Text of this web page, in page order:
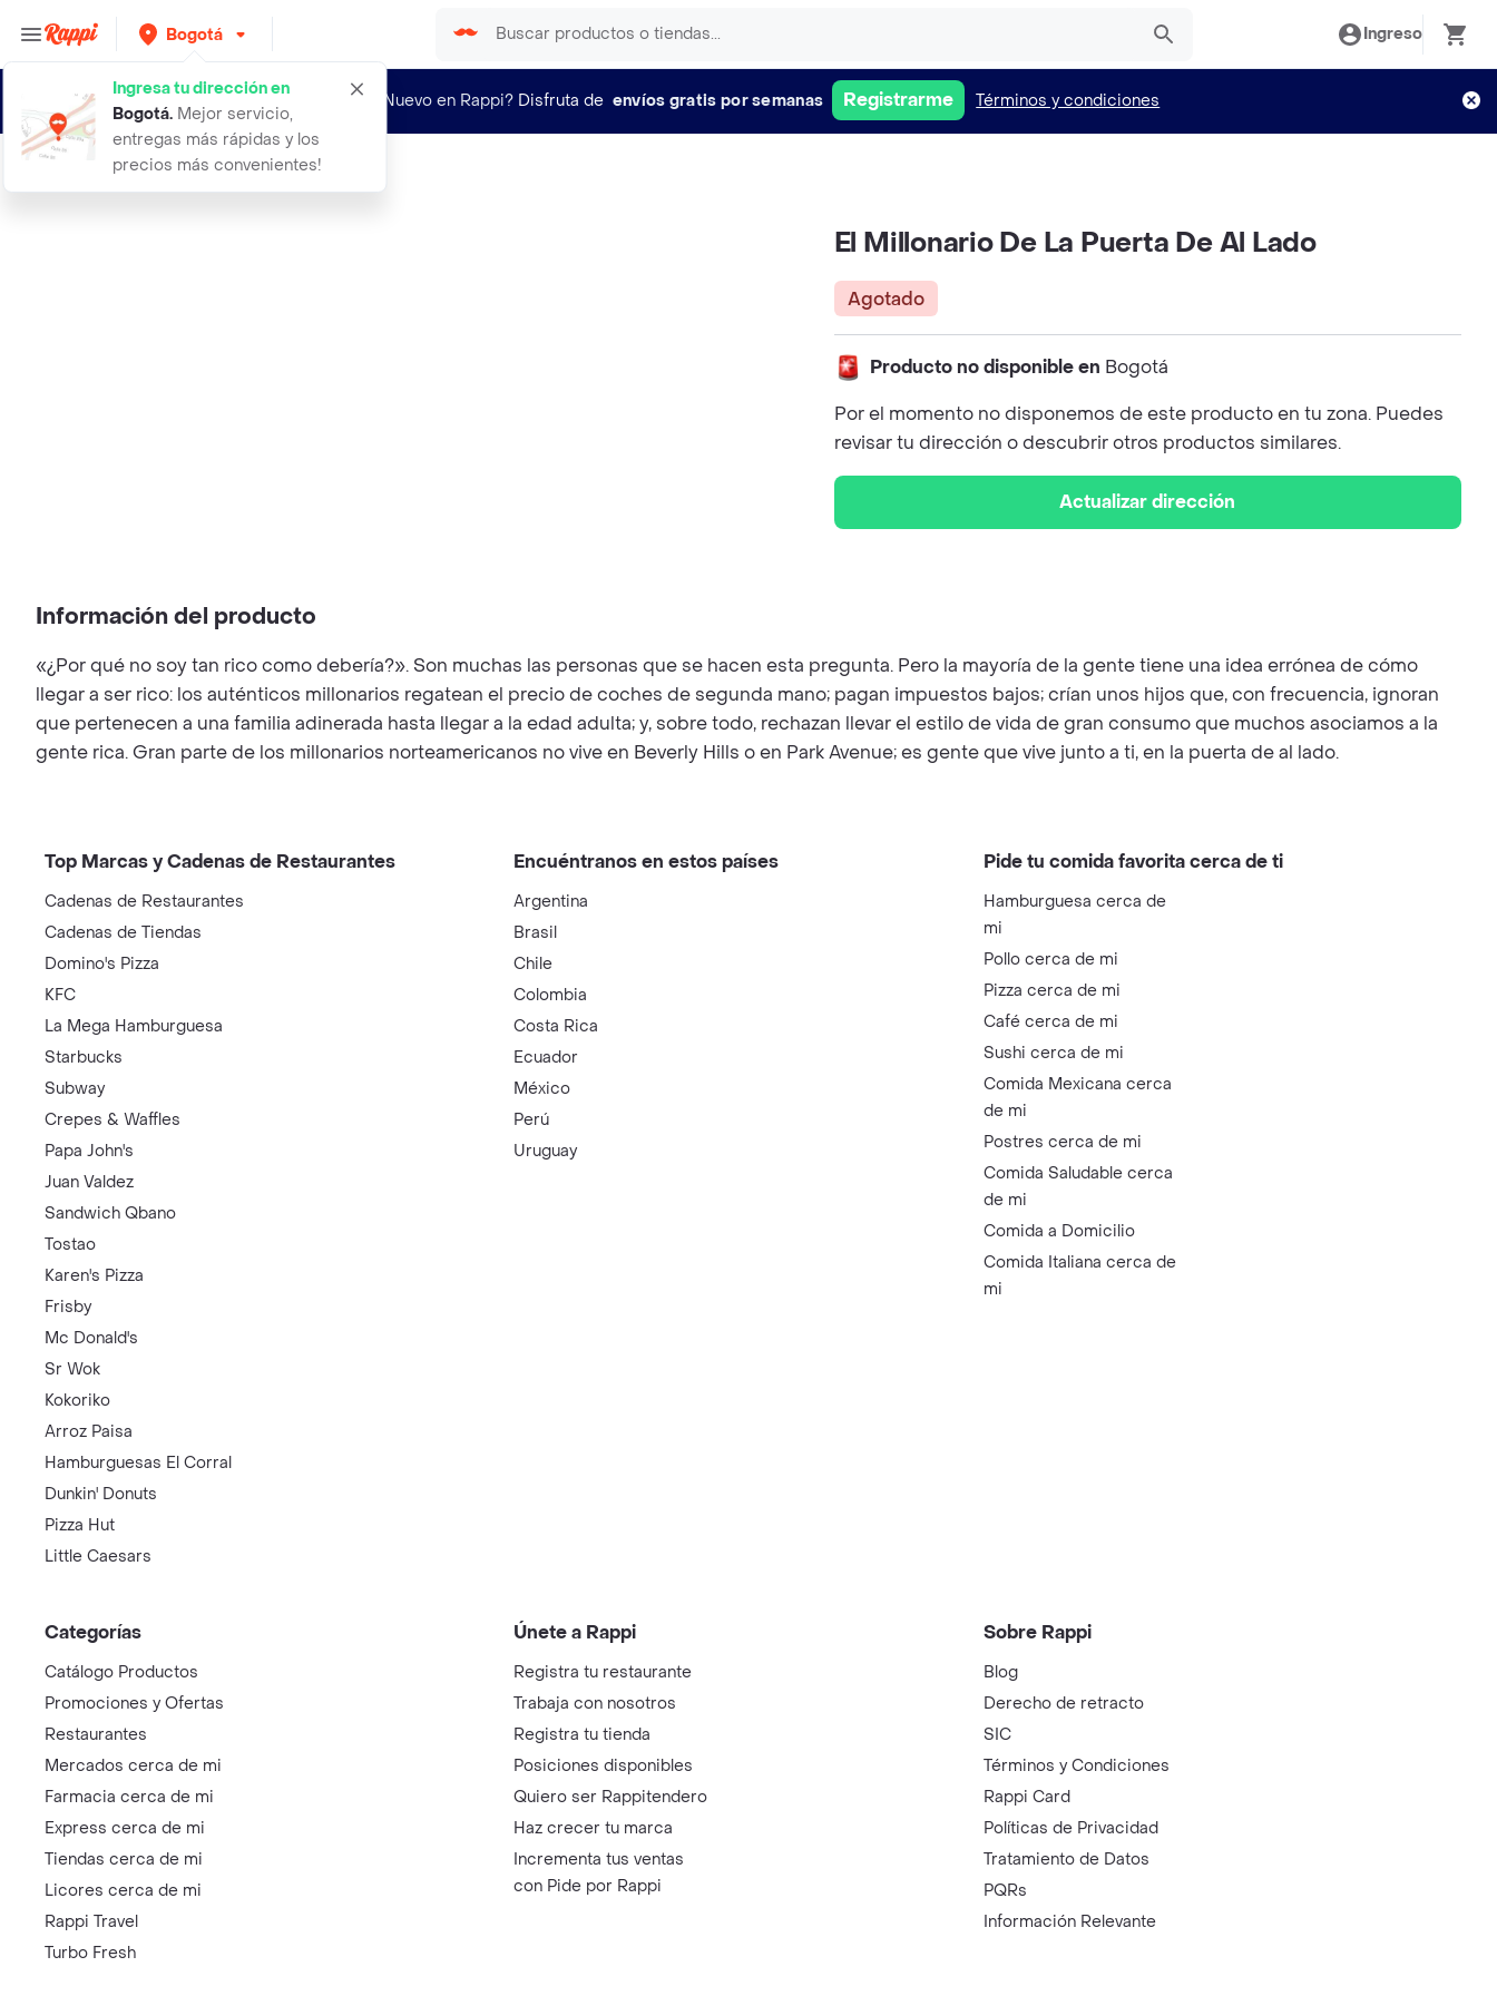
Bogotá
Ingresa tu dirección en
Bogotá. Mejor servicio,
entregas más rápidas y los
precios más convenientes!
Ingreso
¿Nuevo en Rappi? Disfruta de envíos gratis por semanas Registrarme Términos y condiciones
el millonario de la puerta de al la
El Millonario De La Puerta De Al Lado
Agotado
Producto no disponible en Bogotá
Por el momento no disponemos de este producto en tu zona. Puedes
revisar tu dirección o descubrir otros productos similares.
Actualizar dirección
Información del producto
«¿Por qué no soy tan rico como debería?». Son muchas las personas que se hacen esta pregunta. Pero la mayoría de la gente tiene una idea errónea de cómo
llegar a ser rico: los auténticos millonarios regatean el precio de coches de segunda mano; pagan impuestos bajos; crían unos hijos que, con frecuencia, ignoran
que pertenecen a una familia adinerada hasta llegar a la edad adulta; y, sobre todo, rechazan llevar el estilo de vida de gran consumo que muchos asociamos a la
gente rica. Gran parte de los millonarios norteamericanos no vive en Beverly Hills o en Park Avenue; es gente que vive junto a ti, en la puerta de al lado.
Top Marcas y Cadenas de Restaurantes
Cadenas de Restaurantes
Cadenas de Tiendas
Domino's Pizza
KFC
La Mega Hamburguesa
Starbucks
Subway
Crepes & Waffles
Papa John's
Juan Valdez
Sandwich Qbano
Tostao
Karen's Pizza
Frisby
Mc Donald's
Sr Wok
Kokoriko
Arroz Paisa
Hamburguesas El Corral
Dunkin' Donuts
Pizza Hut
Little Caesars
Encuéntranos en estos países
Argentina
Brasil
Chile
Colombia
Costa Rica
Ecuador
México
Perú
Uruguay
Pide tu comida favorita cerca de ti
Hamburguesa cerca de
mi
Pollo cerca de mi
Pizza cerca de mi
Café cerca de mi
Sushi cerca de mi
Comida Mexicana cerca
de mi
Postres cerca de mi
Comida Saludable cerca
de mi
Comida a Domicilio
Comida Italiana cerca de
mi
Categorías
Catálogo Productos
Promociones y Ofertas
Restaurantes
Mercados cerca de mi
Farmacia cerca de mi
Express cerca de mi
Tiendas cerca de mi
Licores cerca de mi
Rappi Travel
Turbo Fresh
Únete a Rappi
Registra tu restaurante
Trabaja con nosotros
Registra tu tienda
Posiciones disponibles
Quiero ser Rappitendero
Haz crecer tu marca
Incrementa tus ventas
con Pide por Rappi
Sobre Rappi
Blog
Derecho de retracto
SIC
Términos y Condiciones
Rappi Card
Políticas de Privacidad
Tratamiento de Datos
PQRs
Información Relevante